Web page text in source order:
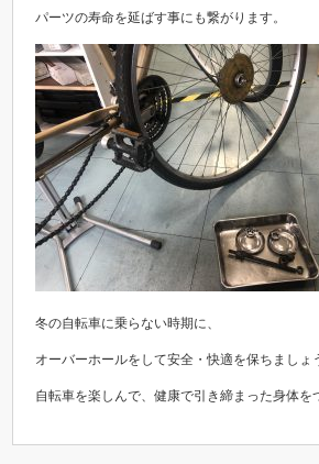
パーツの寿命を延ばす事にも繋がります。
冬の自転車に乗らない時期に、
オーバーホールをして安全・快適を保ちましょ
自転車を楽しんで、健康で引き締まった身体を